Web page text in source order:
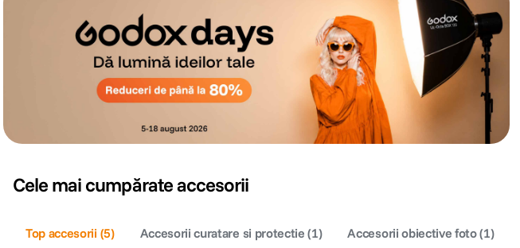
Cele mai cumpărate accesorii
Top accesorii (5) Accesorii curatare si protectie (1) Accesorii obiective foto(1)